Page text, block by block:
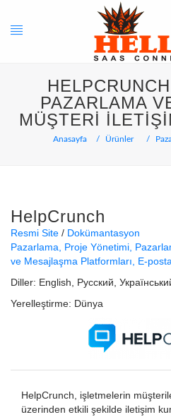
Toggle
navigationPAZARLAMA
MÜŞTERI
Anasayfa Ürünler
HelpCrunch
Resmi Site
Dokümantasyon
Pazarlama
Proje Yönetimi
ve Mesajlaşma Platformları
E-
Diller: English Русский
Yerelleştirme: Dünya
HelpCrunch, işletmelerin
üzerinden etkili şekilde iletişim